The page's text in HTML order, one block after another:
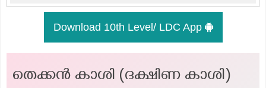
Download 10th Level/ LDC App
തെക്കൻ കാശി (ദക്ഷിണ കാശി)